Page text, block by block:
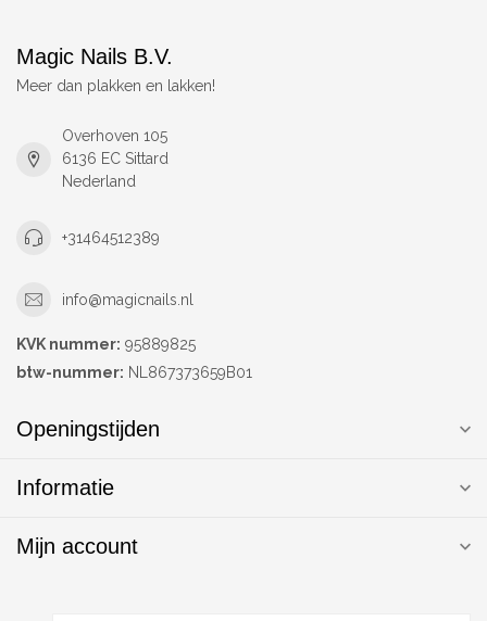
Magic Nails B.V.
Meer dan plakken en lakken!
Overhoven 105
6136 EC Sittard
Nederland
+31464512389
info@magicnails.nl
KVK nummer: 95889825
btw-nummer: NL867373659B01
Openingstijden
Informatie
Mijn account